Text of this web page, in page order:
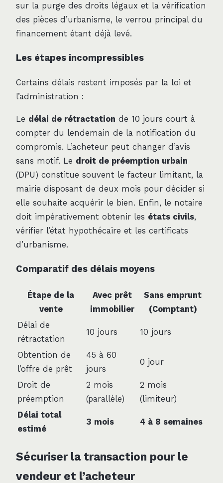
sur la purge des droits légaux et la vérification
des pièces d’urbanisme, le verrou principal du
financement étant déjà levé.
Les étapes incompressibles
Certains délais restent imposés par la loi et
l’administration :
Le délai de rétractation de 10 jours court à
compter du lendemain de la notification du
compromis. L’acheteur peut changer d’avis
sans motif. Le droit de préemption urbain
(DPU) constitue souvent le facteur limitant, la
mairie disposant de deux mois pour décider si
elle souhaite acquérir le bien. Enfin, le notaire
doit impérativement obtenir les états civils,
vérifier l’état hypothécaire et les certificats
d’urbanisme.
Comparatif des délais moyens
Étape de la
vente
Avec prêt
immobilier
Sans emprunt
(Comptant)
Délai de
rétractation
10 jours 10 jours
Obtention de
l’offre de prêt
45 à 60
jours
0 jour
Droit de
préemption
2 mois
(parallèle)
2 mois
(limiteur)
Délai total
estimé
3 mois 4 à 8 semaines
Sécuriser la transaction pour le
vendeur et l’acheteur